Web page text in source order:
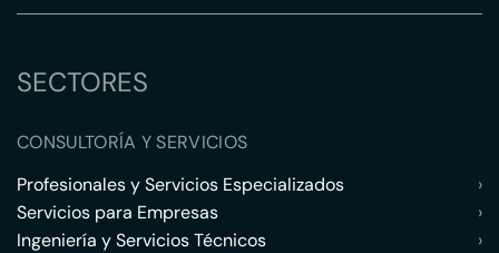
SECTORES
CONSULTORÍA Y SERVICIOS
Profesionales y Servicios Especializados
›
Servicios para Empresas
›
Ingeniería y Servicios Técnicos
›